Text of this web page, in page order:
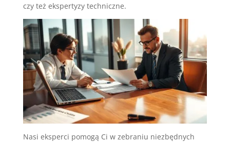
czy też ekspertyzy techniczne.
Nasi eksperci pomogą Ci w zebraniu niezbędnych